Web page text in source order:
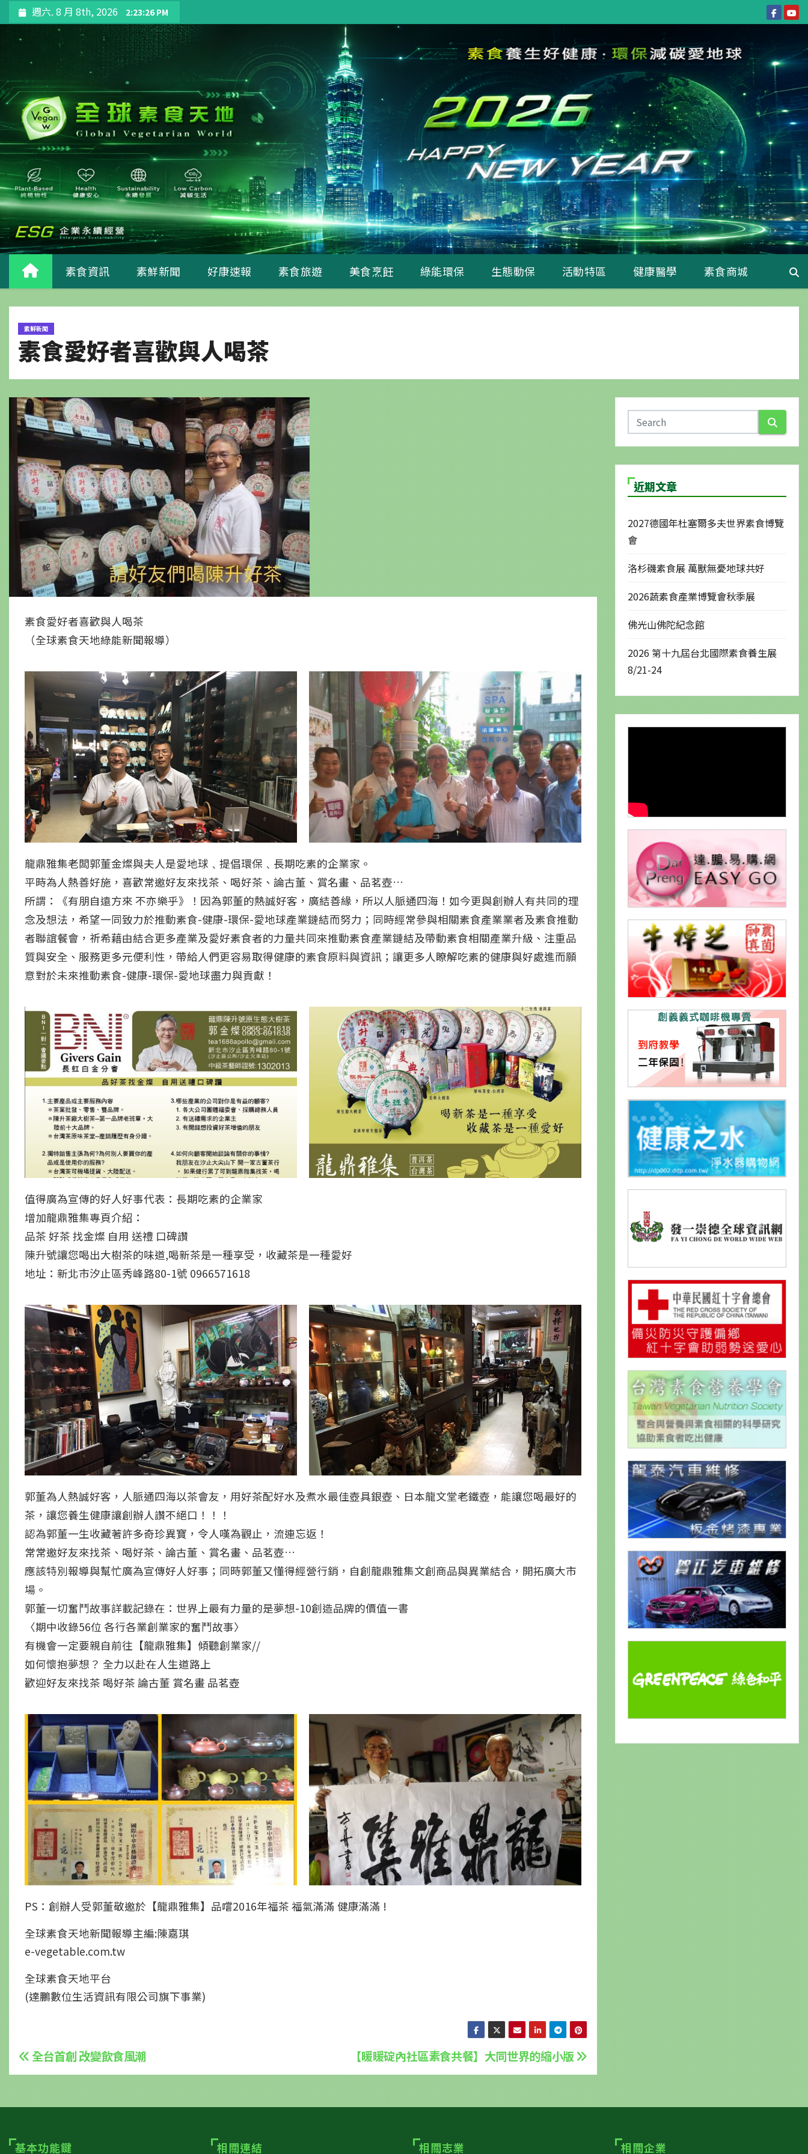
週六. 8 月 8th, 2026 2:23:28 PM
素食資訊 素鮮新聞 好康速報 素食旅遊 美食烹飪 綠能環保 生態動保 活動特區 健康醫學 素食商城
素鮮新聞
素食愛好者喜歡與人喝茶
素食愛好者喜歡與人喝茶
（全球素食天地綠能新聞報導）
龍鼎雅集老闆郭董金燦與夫人是愛地球﹑提倡環保﹑長期吃素的企業家。
平時為人熱善好施，喜歡常邀好友來找茶、喝好茶、論古董、賞名畫、品茗壺…
所謂：《有朋自遠方來 不亦樂乎》！因為郭董的熱誠好客，廣結善緣，所以人脈通四海！如今更與創辦人有共同的理
念及想法，希望一同致力於推動素食-健康-環保-愛地球產業鏈結而努力；同時經常參與相關素食產業業者及素食推動
者聯誼餐會，祈希藉由結合更多產業及愛好素食者的力量共同來推動素食產業鏈結及帶動素食相關產業升級、注重品
質與安全、服務更多元便利性，帶給人們更容易取得健康的素食原料與資訊；讓更多人瞭解吃素的健康與好處進而願
意對於未來推動素食-健康-環保-愛地球盡力與貢獻！
值得廣為宣傳的好人好事代表：長期吃素的企業家
增加龍鼎雅集專頁介紹：
品茶 好茶 找金燦 自用 送禮 口碑讚
陳升號讓您喝出大樹茶的味道,喝新茶是一種享受，收藏茶是一種愛好
地址：新北市汐止區秀峰路80-1號 0966571618
郭董為人熱誠好客，人脈通四海以茶會友，用好茶配好水及煮水最佳壺具銀壺、日本龍文堂老鐵壺，能讓您喝最好的
茶，讓您養生健康讓創辦人讚不絕口！！！
認為郭董一生收藏著許多奇珍異寶，令人嘆為觀止，流連忘返！
常常邀好友來找茶、喝好茶、論古董、賞名畫、品茗壺…
應該特別報導與幫忙廣為宣傳好人好事；同時郭董又懂得經營行銷，自創龍鼎雅集文創商品與異業結合，開拓廣大市
場。
郭董一切奮鬥故事詳載記錄在：世界上最有力量的是夢想-10創造品牌的價值一書
〈期中收錄56位 各行各業創業家的奮鬥故事〉
有機會一定要親自前往【龍鼎雅集】傾聽創業家//
如何懷抱夢想？ 全力以赴在人生道路上
歡迎好友來找茶 喝好茶 論古董 賞名畫 品茗壺
PS：創辦人受郭董敬邀於【龍鼎雅集】品嚐2016年福茶 福氣滿滿 健康滿滿 !
全球素食天地新聞報導主編:陳嘉琪
e-vegetable.com.tw
全球素食天地平台
(達鵬數位生活資訊有限公司旗下事業)
【暖暖碇內社區素食共餐】大同世界的縮小版
全台首創 改變飲食風潮
近期文章
2027德國年杜塞爾多夫世界素食博覽
會
洛杉磯素食展 萬獸無憂地球共好
2026蔬素食產業博覽會秋季展
佛光山佛陀紀念館
2026 第十九屆台北國際素食養生展
8/21-24
基本功能鍵 相關連結 相關志業 相關企業